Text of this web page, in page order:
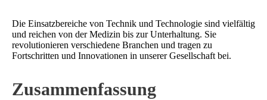
Die Einsatzbereiche von Technik und Technologie sind vielfältig
und reichen von der Medizin bis zur Unterhaltung. Sie
revolutionieren verschiedene Branchen und tragen zu
Fortschritten und Innovationen in unserer Gesellschaft bei.
Zusammenfassung